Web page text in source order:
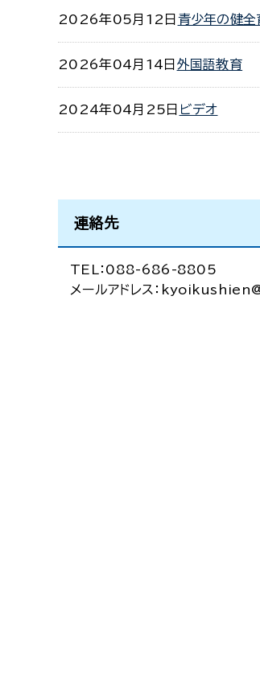
2026年05月12日 青少年の健全
2026年04月14日 外国語教育
2024年04月25日 ビデオ
連絡先
TEL：088-686-8805
メールアドレス：